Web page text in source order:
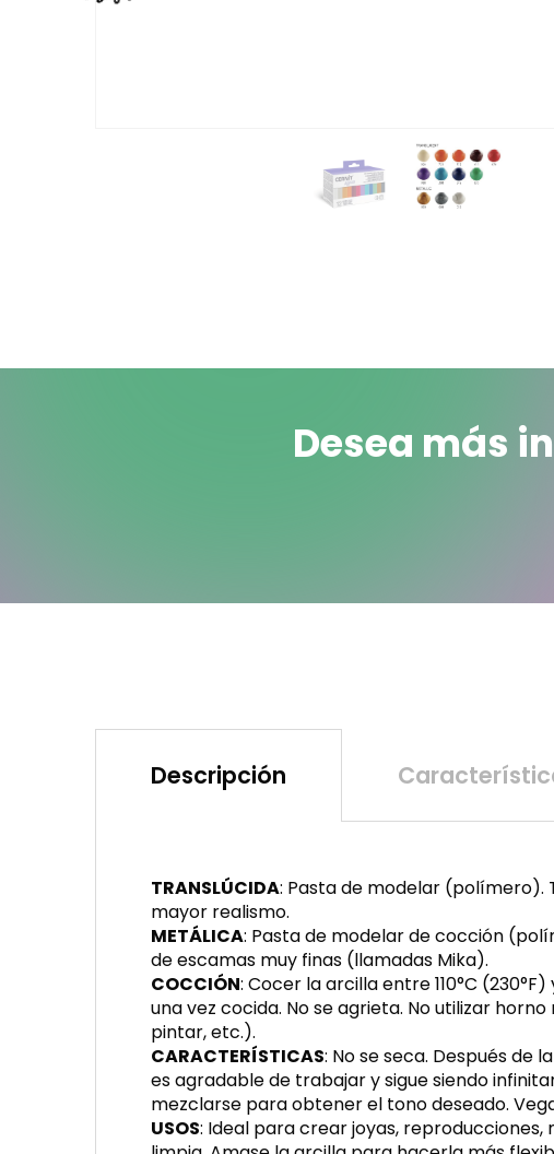
Desea más
Descripción
TRANSLÚCIDA: Pasta de modelar
mayor realismo.
METÁLICA: Pasta de modelar de cocción
de escamas muy finas (llamadas Mika).
COCCIÓN: Cocer la arcilla entre 110°C
una vez cocida. No se agrieta. No utilizar
pintar, etc.).
CARACTERÍSTICAS: No se seca. Después de
es agradable de trabajar y sigue siendo
mezclarse para obtener el tono deseado.
USOS: Ideal para crear joyas,